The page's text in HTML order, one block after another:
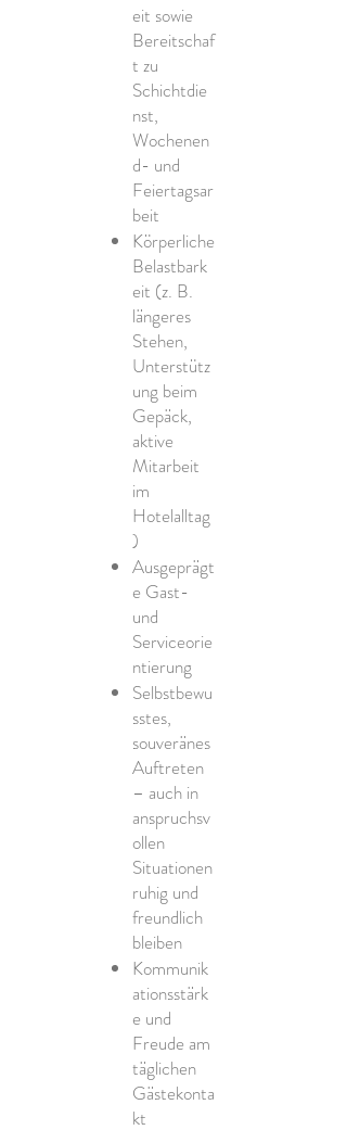
eit sowie
Bereitschaf
t zu
Schichtdie
nst,
Wochenen
d- und
Feiertagsar
beit
Körperliche
Belastbark
eit (z. B.
längeres
Stehen,
Unterstütz
ung beim
Gepäck,
aktive
Mitarbeit
im
Hotelalltag
)
Ausgeprägt
e Gast-
und
Serviceorie
ntierung
Selbstbewu
sstes,
souveränes
Auftreten
– auch in
anspruchsv
ollen
Situationen
ruhig und
freundlich
bleiben
Kommunik
ationsstärk
e und
Freude am
täglichen
Gästekonta
kt